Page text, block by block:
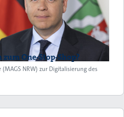
One-Stop-Shop?
NRW) zur Digitalisierung des